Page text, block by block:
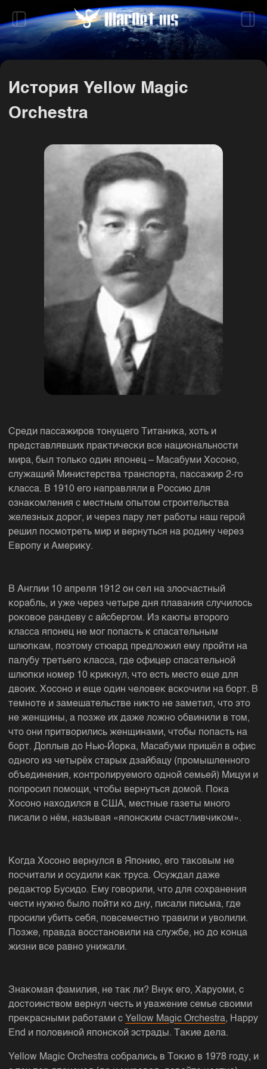
История Yellow Magic
Orchestra
​​Среди пассажиров тонущего Титаника, хоть и
представлявших практически все национальности
мира, был только один японец – Масабуми Хосоно,
служащий Министерства транспорта, пассажир 2-го
класса. В 1910 его направляли в Россию для
ознакомления с местным опытом строительства
железных дорог, и через пару лет работы наш герой
решил посмотреть мир и вернуться на родину через
Европу и Америку.
В Англии 10 апреля 1912 он сел на злосчастный
корабль, и уже через четыре дня плавания случилось
роковое рандеву с айсбергом. Из каюты второго
класса японец не мог попасть к спасательным
шлюпкам, поэтому стюард предложил ему пройти на
палубу третьего класса, где офицер спасательной
шлюпки номер 10 крикнул, что есть место еще для
двоих. Хосоно и еще один человек вскочили на борт. В
темноте и замешательстве никто не заметил, что это
не женщины, а позже их даже ложно обвинили в том,
что они притворились женщинами, чтобы попасть на
борт. Доплыв до Нью-Йорка, Масабуми пришёл в офис
одного из четырёх старых дзайбацу (промышленного
объединения, контролируемого одной семьей) Мицуи и
попросил помощи, чтобы вернуться домой. Пока
Хосоно находился в США, местные газеты много
писали о нём, называя «японским счастливчиком».
Когда Хосоно вернулся в Японию, его таковым не
посчитали и осудили как труса. Осуждал даже
редактор Бусидо. Ему говорили, что для сохранения
чести нужно было пойти ко дну, писали письма, где
просили убить себя, повсеместно травили и уволили.
Позже, правда восстановили на службе, но до конца
жизни все равно унижали.
Знакомая фамилия, не так ли? Внук его, Харуоми, с
достоинством вернул честь и уважение семье своими
прекрасными работами с Yellow Magic Orchestra, Happy
End и половиной японской эстрады. Такие дела.
Yellow Magic Orchestra собрались в Токио в 1978 году, и